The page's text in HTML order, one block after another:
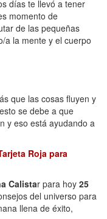
días te llevó a tener
momento de
de las pequeñas
a la mente y el cuerpo
que las cosas fluyen y
se debe a que
y eso está ayudando a
Roja para
Calistar para hoy 25
del universo para
llena de éxito,